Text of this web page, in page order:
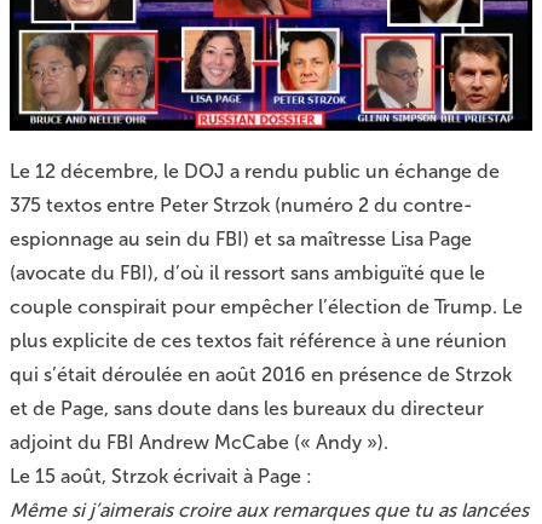
Le 12 décembre, le DOJ a rendu public un échange de
375 textos entre Peter Strzok (numéro 2 du contre-
espionnage au sein du FBI ) et sa maîtresse Lisa Page
(avocate du FBI), d’où il ressort sans ambiguïté que le
couple conspirait pour empêcher l’élection de Trump. Le
plus explicite de ces textos fait référence à une réunion
qui s’était déroulée en août 2016 en présence de Strzok
et de Page, sans doute dans les bureaux du directeur
adjoint du FBI Andrew McCabe (« Andy »).
Le 15 août, Strzok écrivait à Page :
Même si j’aimerais croire aux remarques que tu as lancées